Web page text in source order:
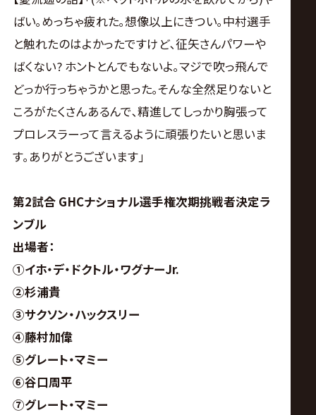
ばい｡めっちゃ疲れた｡想像以上にきつい｡中村選手
と触れたのはよかったですけど､征矢さんパワーや
ばくない? ホントとんでもないよ｡マジで吹っ飛んで
どっか行っちゃうかと思った｡そんな全然足りないと
ころがたくさんあるんで､精進してしっかり胸張って
プロレスラーって言えるように頑張りたいと思いま
す｡ありがとうございます｣
第2試合 GHCナショナル選手権次期挑戦者決定ラ
ンブル
出場者：
①イホ・デ・ドクトル・ワグナーJr.
②杉浦貴
③サクソン・ハックスリー
④藤村加偉
⑤グレート・マミー
⑥谷口周平
⑦グレート・マミー